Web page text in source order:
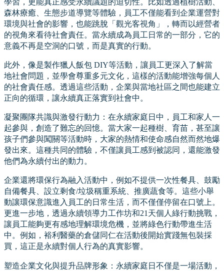
學習，更能真正感受永續議題的迫切性。比如透過植樹活動、
森林療癒、生態步道導覽等體驗，員工不僅能看到企業運營對
環境與社會的影響，也能跳脫「觀光客視角」，轉而以經營者
的視角來看待社會責任。當永續成為員工日常的一部分，它的
意義不再是空洞的口號，而是真實的行動。
此外，像是製作獵人飯包 DIY等活動，讓員工更深入了解當
地社會問題，並學會尊重多元文化，這樣的活動能增強每個人
的社會責任感。透過這些活動，企業與當地社區之間也能建立
正向的循環，讓永續真正落實到社會中。
凝聚團隊共識與激發行動力：在永續家庭日中，員工和家人一
起參與，創造了難忘的回憶。當大家一起種樹、育苗，甚至讓
孩子們參與闖關等活動時，大家的熱情和使命感自然而然地爆
發出來。這種共同的體驗，不僅讓員工感到被認同，還能激發
他們為永續付出的動力。
企業還將環保行為融入活動中，例如不提供一次性餐具、鼓勵
自備餐具、設立剩食/垃圾稱重系統、推廣蔬食等。這些小舉
動讓環保意識進入員工的日常生活，而不僅僅停留在口號上。
更進一步地，透過永續領導力工作坊和21天個人綠行動挑戰，
讓員工能夠更有感地理解環境危機，並將綠色行動帶進生活
中。例如，裕利醫藥的倉儲同仁在活動後開始實踐無包裝採
買，這正是永續對個人行為的真實影響。
塑造企業文化與提升品牌形象：永續家庭日不僅是一場活動，